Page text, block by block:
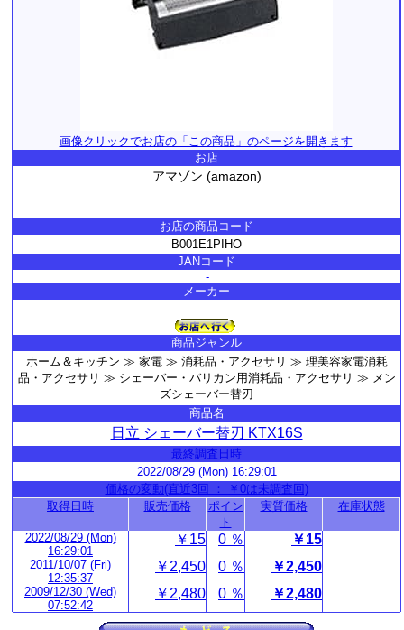
画像クリックでお店の「この商品」のページを開きます
お店
アマゾン (amazon)
お店の商品コード
B001E1PIHO
JANコード
-
メーカー
商品ジャンル
ホーム＆キッチン ≫ 家電 ≫ 消耗品・アクセサリ ≫ 理美容家電消耗
品・アクセサリ ≫ シェーバー・バリカン用消耗品・アクセサリ ≫ メン
ズシェーバー替刃
商品名
日立 シェーバー替刃 KTX16S
最終調査日時
2022/08/29 (Mon) 16:29:01
価格の変動(直近3回 ： ￥0は未調査回)
取得日時
販売価格
ポイン
ト
実質価格 在庫状態
2022/08/29 (Mon)
16:29:01
￥15 0 ％ ￥15
2011/10/07 (Fri)
12:35:37
￥2,450 0 ％ ￥2,450
2009/12/30 (Wed)
07:52:42
￥2,480 0 ％ ￥2,480